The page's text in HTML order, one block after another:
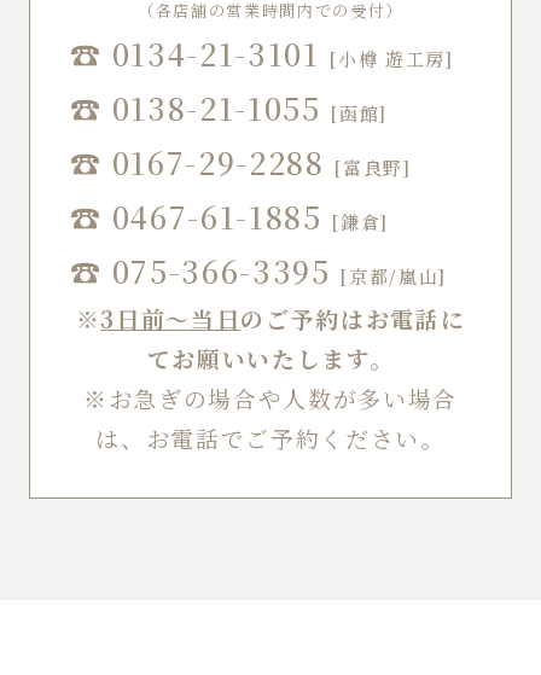
（各店舗の営業時間内での受付）
☎ 0134-21-3101 [小樽 遊工房]
☎ 0138-21-1055 [函館]
☎ 0167-29-2288 [富良野]
☎ 0467-61-1885 [鎌倉]
☎ 075-366-3395 [京都/嵐山]
※3日前～当日のご予約はお電話に
てお願いいたします。
※お急ぎの場合や人数が多い場合
は、お電話でご予約ください。